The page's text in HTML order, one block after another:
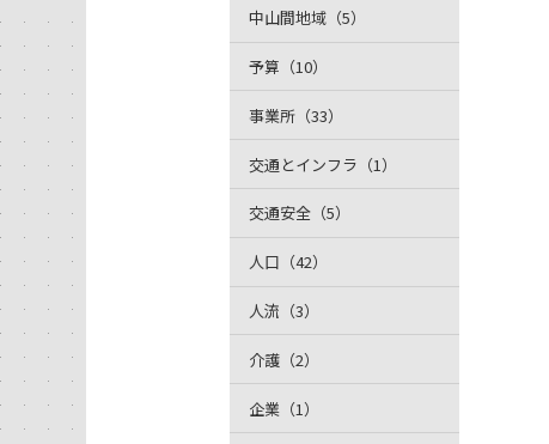
中山間地域（5）
予算（10）
事業所（33）
交通とインフラ（1）
交通安全（5）
人口（42）
人流（3）
介護（2）
企業（1）